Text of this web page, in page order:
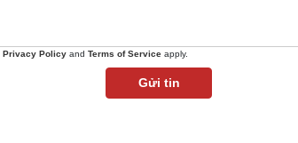
Privacy Policy and Terms of Service apply.
Gửi tin